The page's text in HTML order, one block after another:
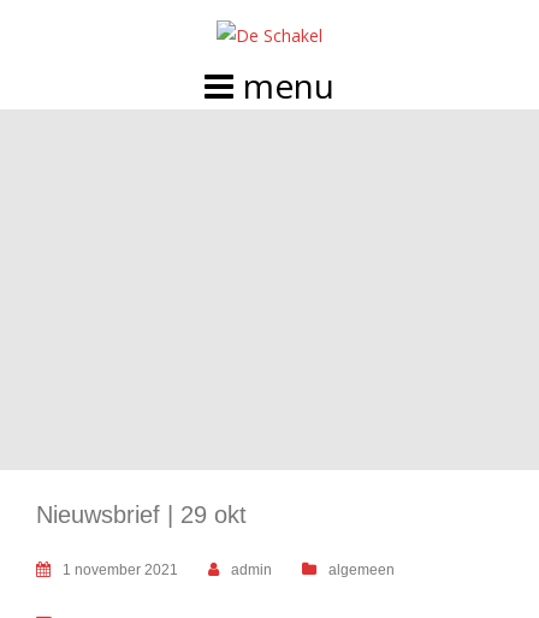
Nieuwsbrief | 29 okt
1 november 2021 admin algemeen